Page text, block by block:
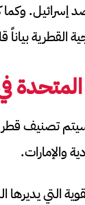
وكما
القطرية
بايدن أنه سيتم
والإمارات.
التي